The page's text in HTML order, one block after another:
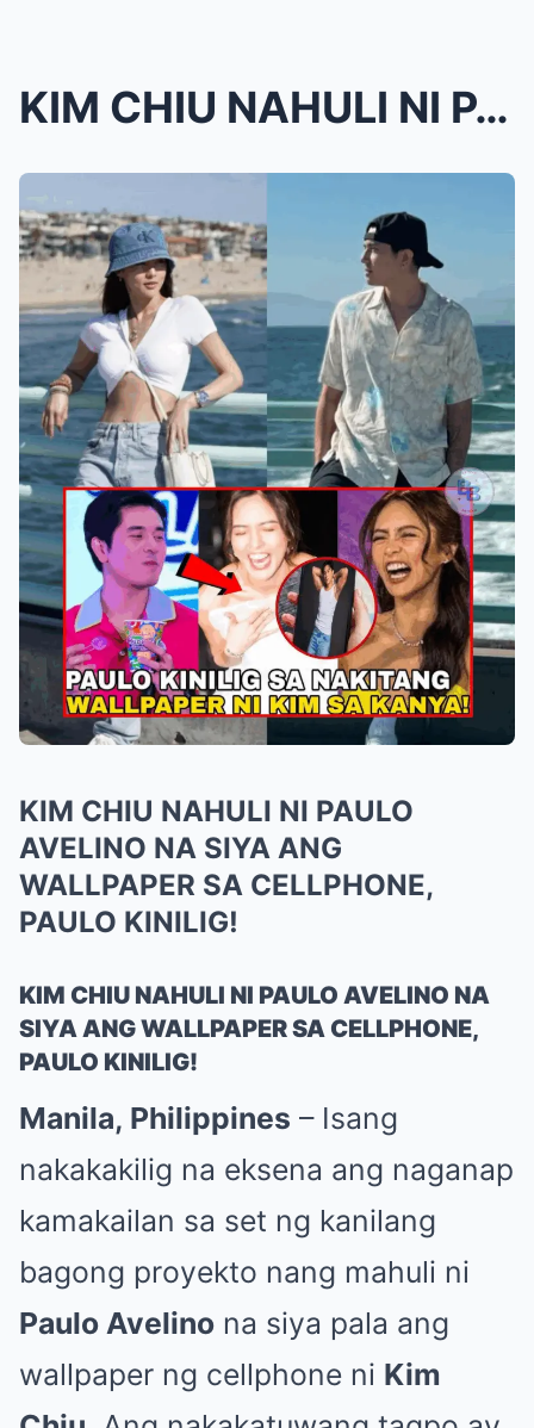
KIM CHIU NAHULI NI PAULO AVELINO NA SIYA ANG WALLP...
KIM CHIU NAHULI NI PAULO
AVELINO NA SIYA ANG
WALLPAPER SA CELLPHONE,
PAULO KINILIG!
KIM CHIU NAHULI NI PAULO AVELINO NA
SIYA ANG WALLPAPER SA CELLPHONE,
PAULO KINILIG!
Manila, Philippines – Isang
nakakakilig na eksena ang naganap
kamakailan sa set ng kanilang
bagong proyekto nang mahuli ni
Paulo Avelino na siya pala ang
wallpaper ng cellphone ni Kim